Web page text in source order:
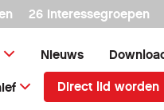
26 interessegroepen
Nieuws
Direct lid worden